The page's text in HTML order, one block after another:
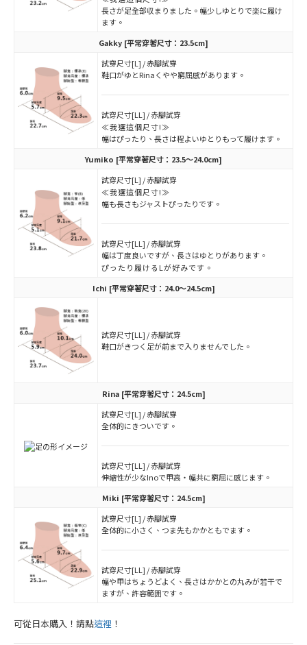
長さが足全部収まりました。幅少しゆとりで楽に履け
ます。
Gakky [平常穿著尺寸：23.5cm]
試穿尺寸[L] / 赤腳試穿
鞋口がゆとRinaくやや窮屈感があります。
試穿尺寸[LL] / 赤腳試穿
≪我選這個尺寸!≫
幅はぴったり、長さは程よいゆとりもって履けます。
Yumiko [平常穿著尺寸：23.5～24.0cm]
試穿尺寸[L] / 赤腳試穿
≪我選這個尺寸!≫
幅も長さもジャストぴったりです。
試穿尺寸[LL] / 赤腳試穿
幅は丁度良いですが、長さはゆとりがあります。
ぴったり履けるLが好みです。
Ichi [平常穿著尺寸：24.0～24.5cm]
試穿尺寸[LL] / 赤腳試穿
鞋口がきつく足が前まで入りませんでした。
Rina[平常穿著尺寸：24.5cm]
試穿尺寸[L] / 赤腳試穿
全体的にきついです。
試穿尺寸[LL] / 赤腳試穿
伸縮性が少なInoで甲高・幅共に窮屈に感じます。
Miki [平常穿著尺寸：24.5cm]
試穿尺寸[L] / 赤腳試穿
全体的に小さく、つま先もかかともでます。
試穿尺寸[LL] / 赤腳試穿
幅や甲はちょうどよく、長さはかかとの丸みが若干で
ますが、許容範囲です。
可從日本購入！請點這裡 ！